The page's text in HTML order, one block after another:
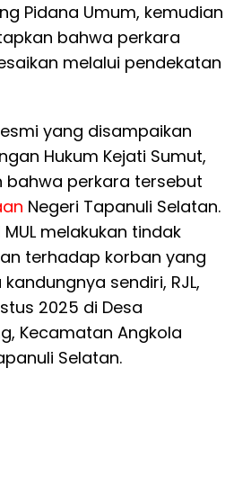
Pidana Umum, kemudian
bahwa perkara
melalui pendekatan
yang disampaikan
Hukum Kejati Sumut,
bahwa perkara tersebut
Negeri Tapanuli Selatan.
melakukan tindak
terhadap korban yang
sendiri, RJL,
2025 di Desa
Kecamatan Angkola
Selatan.